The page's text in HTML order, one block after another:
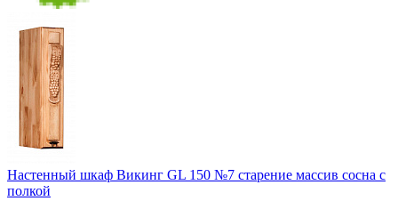
Настенный шкаф Викинг GL 150 №7 старение массив сосна с
полкой